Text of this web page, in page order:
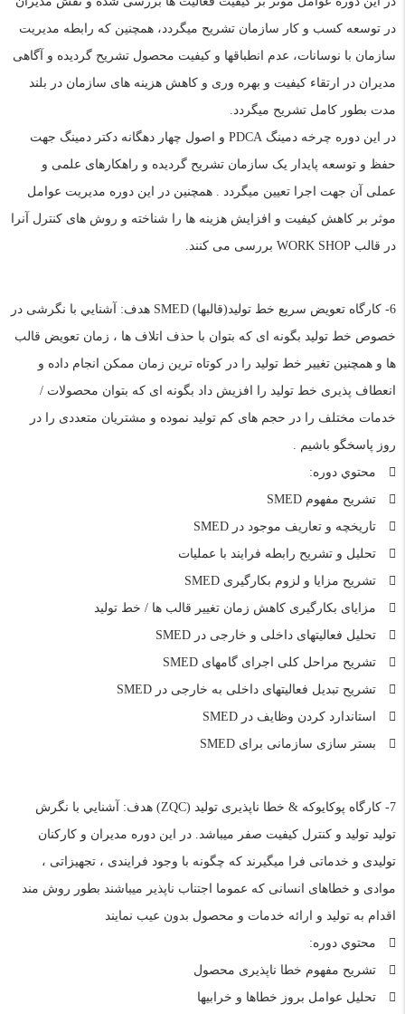
در توسعه کسب و کار سازمان تشریح میگردد، همچنین که رابطه مدیریت
سازمان با نوسانات، عدم انطباقها و کیفیت محصول تشریح گردیده و آگاهی
مدیران در ارتقاء کیفیت و بهره وری و کاهش هزینه های سازمان در بلند
مدت بطور کامل تشریح میگردد.
در این دوره چرخه دمینگ PDCA و اصول چهار دهگانه دکتر دمینگ جهت
حفظ و توسعه پایدار یک سازمان تشریح گردیده و راهکارهای علمی و
عملی آن جهت اجرا تعیین میگردد . همچنین در این دوره مدیریت عوامل
موثر بر کاهش کیفیت و افزایش هزینه ها را شناخته و روش های کنترل آنرا
در قالب WORK SHOP بررسی می کنند.
6- کارگاه تعویض سریع خط تولید(قالبها) SMED هدف: آشنايي با نگرشی در
خصوص خط توليد بگونه ای که بتوان با حذف اتلاف ها ، زمان تعویض قالب
ها و همچنین تغییر خط تولید را در کوتاه ترین زمان ممکن انجام داده و
انعطاف پذیری خط تولید را افزیش داد بگونه ای که بتوان محصولات /
خدمات مختلف را در حجم های کم تولید نموده و مشتریان متعددی را در
روز پاسخگو باشیم .
محتوي دوره:
تشریح مفهوم SMED
تاریخچه و تعاریف موجود در SMED
تحلیل و تشریح رابطه فرایند با عملیات
تشریح مزایا و لزوم بکارگیری SMED
مزایای بکارگیری کاهش زمان تغییر قالب ها / خط تولید
تحلیل فعالیتهای داخلی و خارجی در SMED
تشریح مراحل کلی اجرای گامهای SMED
تشریح تبدیل فعالیتهای داخلی به خارجی در SMED
استاندارد کردن وظایف در SMED
بستر سازی سازمانی برای SMED
7- کارگاه پوکایوکه & خطا ناپذیری تولید (ZQC) هدف: آشنايي با نگرش
توليد تولید و کنترل کیفیت صفر میباشد. در این دوره مدیران و کارکنان
تولیدی و خدماتی فرا میگیرند که چگونه با وجود فرایندی ، تجهیزاتی ،
موادی و خطاهای انسانی که عموما اجتناب ناپذیر میباشند بطور روش مند
اقدام به تولید و ارائه خدمات و محصول بدون عیب نمایند
محتوي دوره:
تشریح مفهوم خطا ناپذیری محصول
تحلیل عوامل بروز خطاها و خرابیها